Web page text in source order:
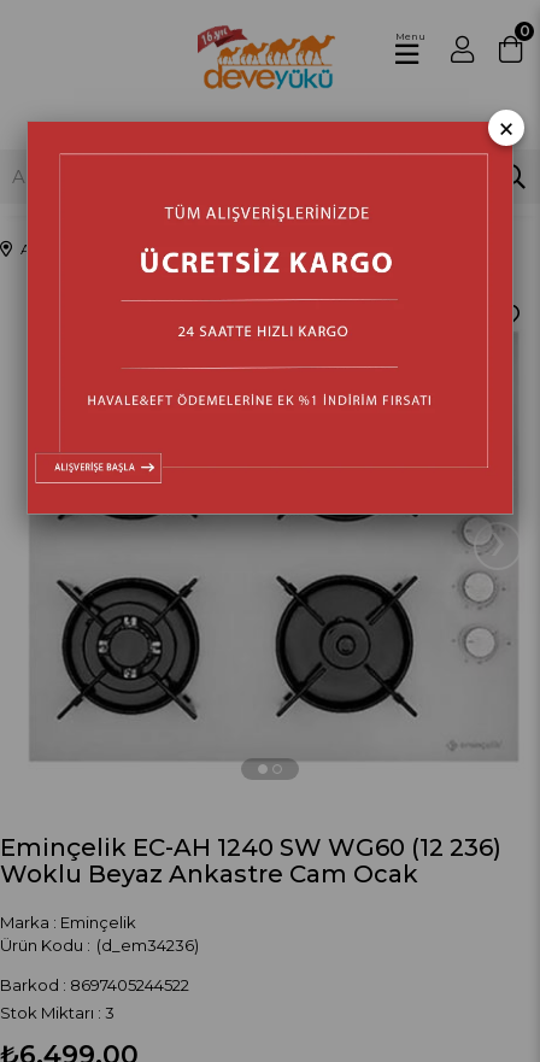
0
Menu
Anasayfa Beyaz Eşya & Ankastre Ocak Ankastre Ocak
›
Eminçelik EC-AH 1240 SW WG60 (12 236)
Woklu Beyaz Ankastre Cam Ocak
Marka : Eminçelik
(d_em34236)
Barkod : 8697405244522
Stok Miktarı : 3
₺6.499,00
×